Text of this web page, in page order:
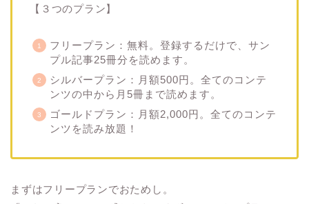
【３つのプラン】
フリープラン：無料。登録するだけで、サン
プル記事25冊分を読めます。
シルバープラン：月額500円。全てのコンテ
ンツの中から月5冊まで読めます。
ゴールドプラン：月額2,000円。全てのコンテ
ンツを読み放題！
まずはフリープランでおためし。